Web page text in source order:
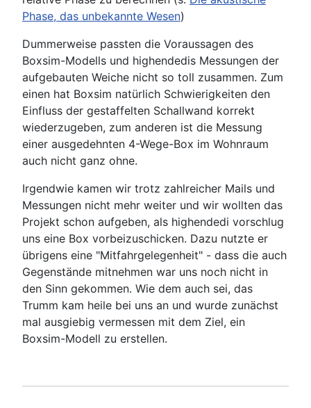
Phase, das unbekannte Wesen)
Dummerweise passten die Voraussagen des
Boxsim-Modells und highendedis Messungen der
aufgebauten Weiche nicht so toll zusammen. Zum
einen hat Boxsim natürlich Schwierigkeiten den
Einfluss der gestaffelten Schallwand korrekt
wiederzugeben, zum anderen ist die Messung
einer ausgedehnten 4-Wege-Box im Wohnraum
auch nicht ganz ohne.
Irgendwie kamen wir trotz zahlreicher Mails und
Messungen nicht mehr weiter und wir wollten das
Projekt schon aufgeben, als highendedi vorschlug
uns eine Box vorbeizuschicken. Dazu nutzte er
übrigens eine "Mitfahrgelegenheit" - dass die auch
Gegenstände mitnehmen war uns noch nicht in
den Sinn gekommen. Wie dem auch sei, das
Trumm kam heile bei uns an und wurde zunächst
mal ausgiebig vermessen mit dem Ziel, ein
Boxsim-Modell zu erstellen.